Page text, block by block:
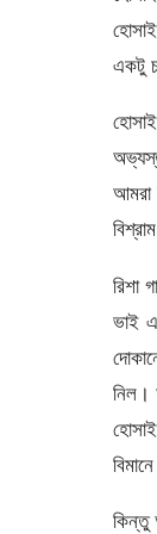
একটু
আমরা
রিশা
ভাই
নিল।
কিন্তু